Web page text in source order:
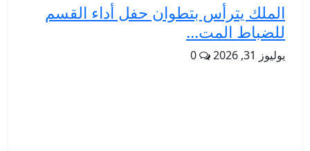
الملك يترأس بتطوان حفل أداء القسم
للضباط المت...
يوليوز 31, 2026 0